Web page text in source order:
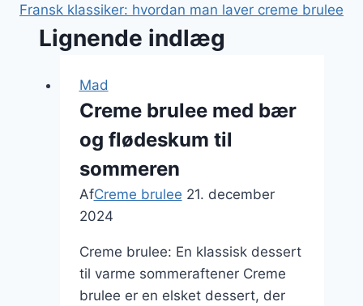
Fransk klassiker: hvordan man laver creme brulee
Lignende indlæg
Mad
Creme brulee med bær
og flødeskum til
sommeren
AfCreme brulee 21. december
2024
Creme brulee: En klassisk dessert
til varme sommeraftener Creme
brulee er en elsket dessert, der